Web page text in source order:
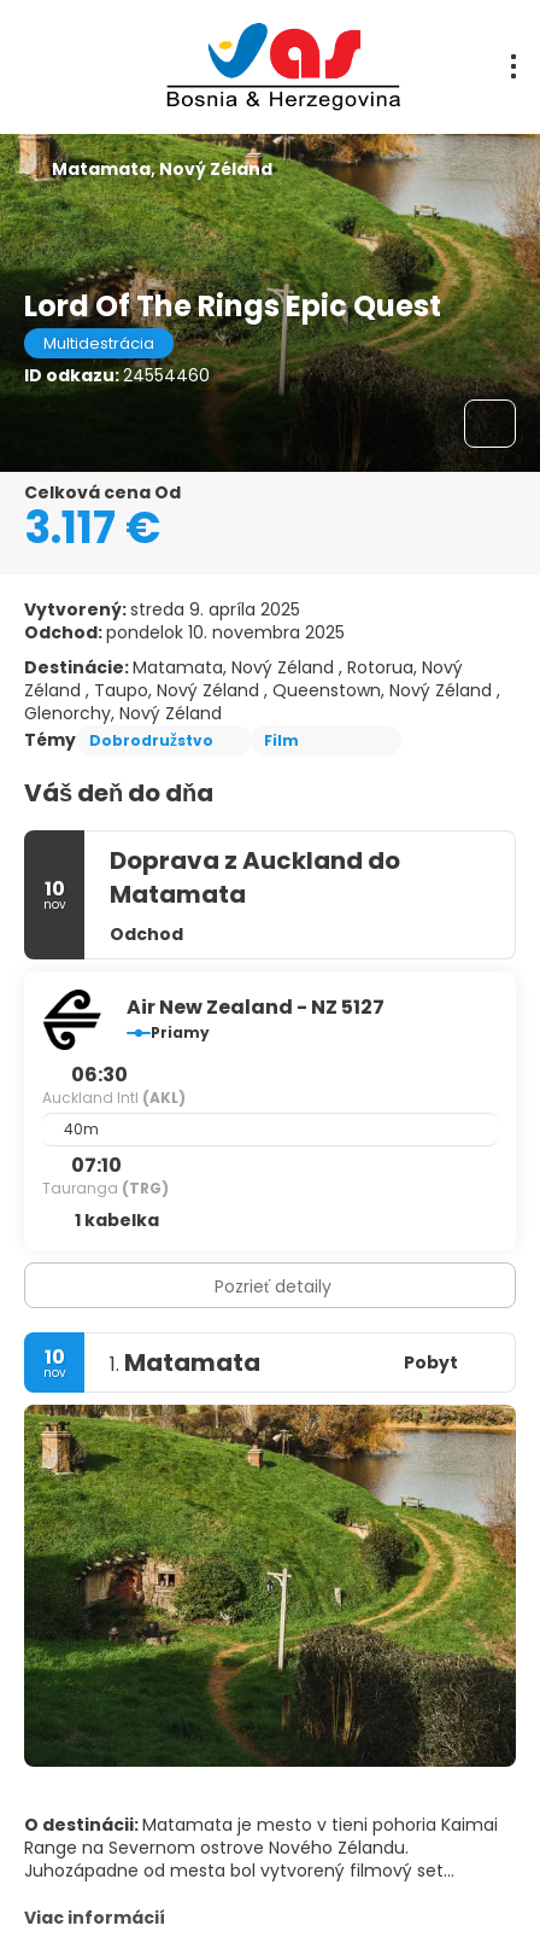
Lord Of The Rings Epic Quest
Multidestrácia
ID odkazu:24554460
Matamata, Nový Zéland
Celková cena Od
3.117 €
Vytvorený:streda 9. apríla 2025
Odchod:pondelok 10. novembra 2025
Destinácie:Matamata, Nový Zéland , Rotorua, Nový
Zéland , Taupo, Nový Zéland , Queenstown, Nový Zéland ,
Glenorchy, Nový Zéland
Témy
Dobrodružstvo Film
Váš deň do dňa
10
nov
Doprava z Auckland do
Matamata
Odchod
Air New Zealand - NZ 5127
Priamy
06:30
Auckland Intl (AKL)
40m
07:10
Tauranga (TRG)
1 kabelka
Pozrieť detaily
10
nov 1. Matamata Pobyt
O destinácii:Matamata je mesto v tieni pohoria Kaimai
Range na Severnom ostrove Nového Zélandu.
Juhozápadne od mesta bol vytvorený filmový set
Jacksona. Na severovýchod vedie chodník k vodopádom
Viac informácií